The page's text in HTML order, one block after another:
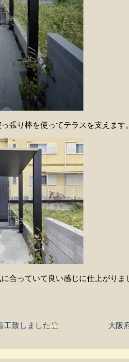
張り棒を使ってテラスを支えます
合っていて良い感じに仕上がりま
致しました 大阪